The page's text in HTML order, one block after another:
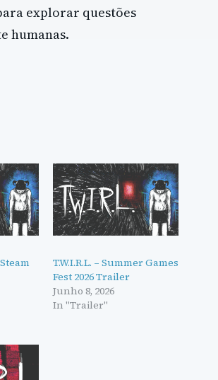
explorar questões
humanas.
T.W.I.R.L. – Summer Games
Fest 2026 Trailer
Junho 8, 2026
In "Trailer"